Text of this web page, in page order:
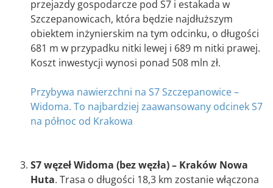
przejazdy gospodarcze pod S7 i estakada w
Szczepanowicach, która będzie najdłuższym
obiektem inżynierskim na tym odcinku, o długości
681 m w przypadku nitki lewej i 689 m nitki prawej.
Koszt inwestycji wynosi ponad 508 mln zł.
Przybywa nawierzchni na S7 Szczepanowice –
Widoma. To najbardziej zaawansowany odcinek S7
na północ od Krakowa
S7 węzeł Widoma (bez węzła) – Kraków Nowa
Huta. Trasa o długości 18,3 km zostanie włączona